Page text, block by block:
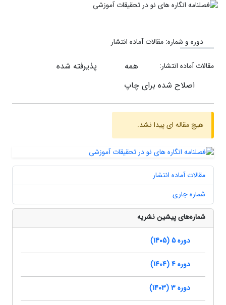
دوره و شماره:مقالات آماده انتشار
مقالات آماده انتشار: همه
پذیرفته شده
اصلاح شده برای چاپ
هیچ مقاله ای پیدا نشد.
مقالات آماده انتشار
شماره جاری
شماره‌های پیشین نشریه
دوره 5 (1405)
دوره 4 (1404)
دوره 3 (1403)